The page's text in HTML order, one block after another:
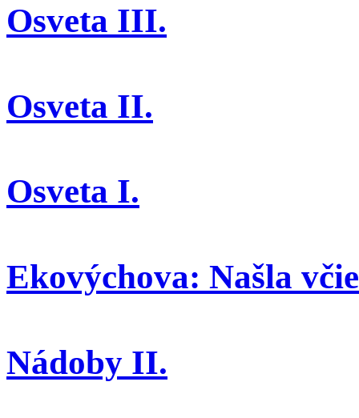
Osveta III.
Osveta II.
Osveta I.
Ekovýchova: Našla
Nádoby II.